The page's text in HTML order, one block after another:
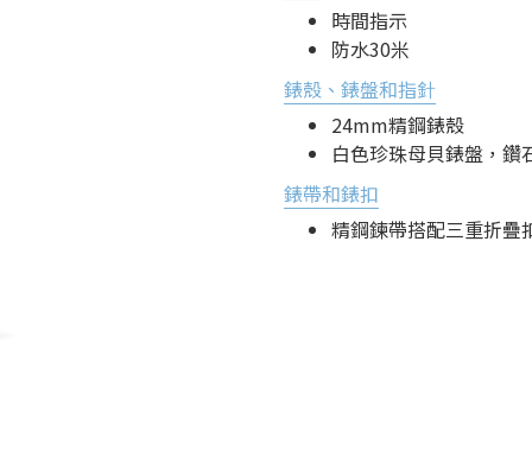
時間指示
防水30米
錶殼、錶盤和指針
24mm精鋼錶殼
白色珍珠母貝錶盤，鑽
錶帶和錶扣
精鋼鍊帶搭配三重折疊